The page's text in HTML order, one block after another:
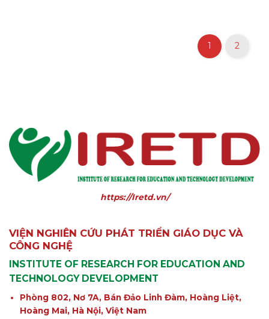
1 2
https://Iretd.vn/
VIỆN NGHIÊN CỨU PHÁT TRIỂN GIÁO DỤC VÀ
CÔNG NGHỆ
INSTITUTE OF RESEARCH FOR EDUCATION AND
TECHNOLOGY DEVELOPMENT
Phòng 802, Nơ 7A, Bán Đảo Linh Đàm, Hoàng Liệt,
Hoàng Mai, Hà Nội, Việt Nam